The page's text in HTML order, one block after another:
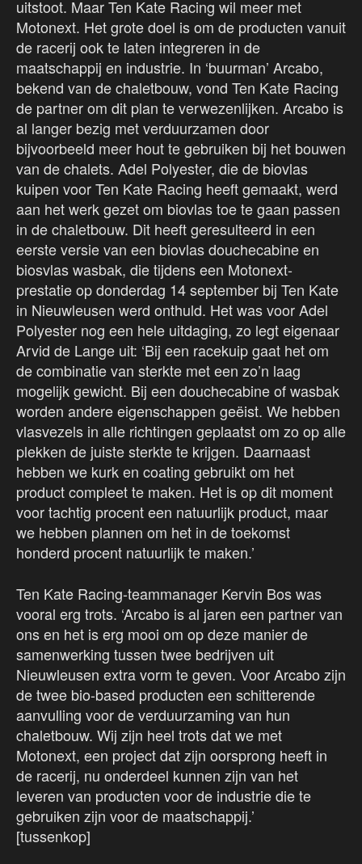
uitstoot. Maar Ten Kate Racing wil meer met
Motonext. Het grote doel is om de producten vanuit
de racerij ook te laten integreren in de
maatschappij en industrie. In ‘buurman’ Arcabo,
bekend van de chaletbouw, vond Ten Kate Racing
de partner om dit plan te verwezenlijken. Arcabo is
al langer bezig met verduurzamen door
bijvoorbeeld meer hout te gebruiken bij het bouwen
van de chalets. Adel Polyester, die de biovlas
kuipen voor Ten Kate Racing heeft gemaakt, werd
aan het werk gezet om biovlas toe te gaan passen
in de chaletbouw. Dit heeft geresulteerd in een
eerste versie van een biovlas douchecabine en
biosvlas wasbak, die tijdens een Motonext-
prestatie op donderdag 14 september bij Ten Kate
in Nieuwleusen werd onthuld. Het was voor Adel
Polyester nog een hele uitdaging, zo legt eigenaar
Arvid de Lange uit: ‘Bij een racekuip gaat het om
de combinatie van sterkte met een zo’n laag
mogelijk gewicht. Bij een douchecabine of wasbak
worden andere eigenschappen geëist. We hebben
vlasvezels in alle richtingen geplaatst om zo op alle
plekken de juiste sterkte te krijgen. Daarnaast
hebben we kurk en coating gebruikt om het
product compleet te maken. Het is op dit moment
voor tachtig procent een natuurlijk product, maar
we hebben plannen om het in de toekomst
honderd procent natuurlijk te maken.’
Ten Kate Racing-teammanager Kervin Bos was
vooral erg trots. ‘Arcabo is al jaren een partner van
ons en het is erg mooi om op deze manier de
samenwerking tussen twee bedrijven uit
Nieuwleusen extra vorm te geven. Voor Arcabo zijn
de twee bio-based producten een schitterende
aanvulling voor de verduurzaming van hun
chaletbouw. Wij zijn heel trots dat we met
Motonext, een project dat zijn oorsprong heeft in
de racerij, nu onderdeel kunnen zijn van het
leveren van producten voor de industrie die te
gebruiken zijn voor de maatschappij.’
[tussenkop]